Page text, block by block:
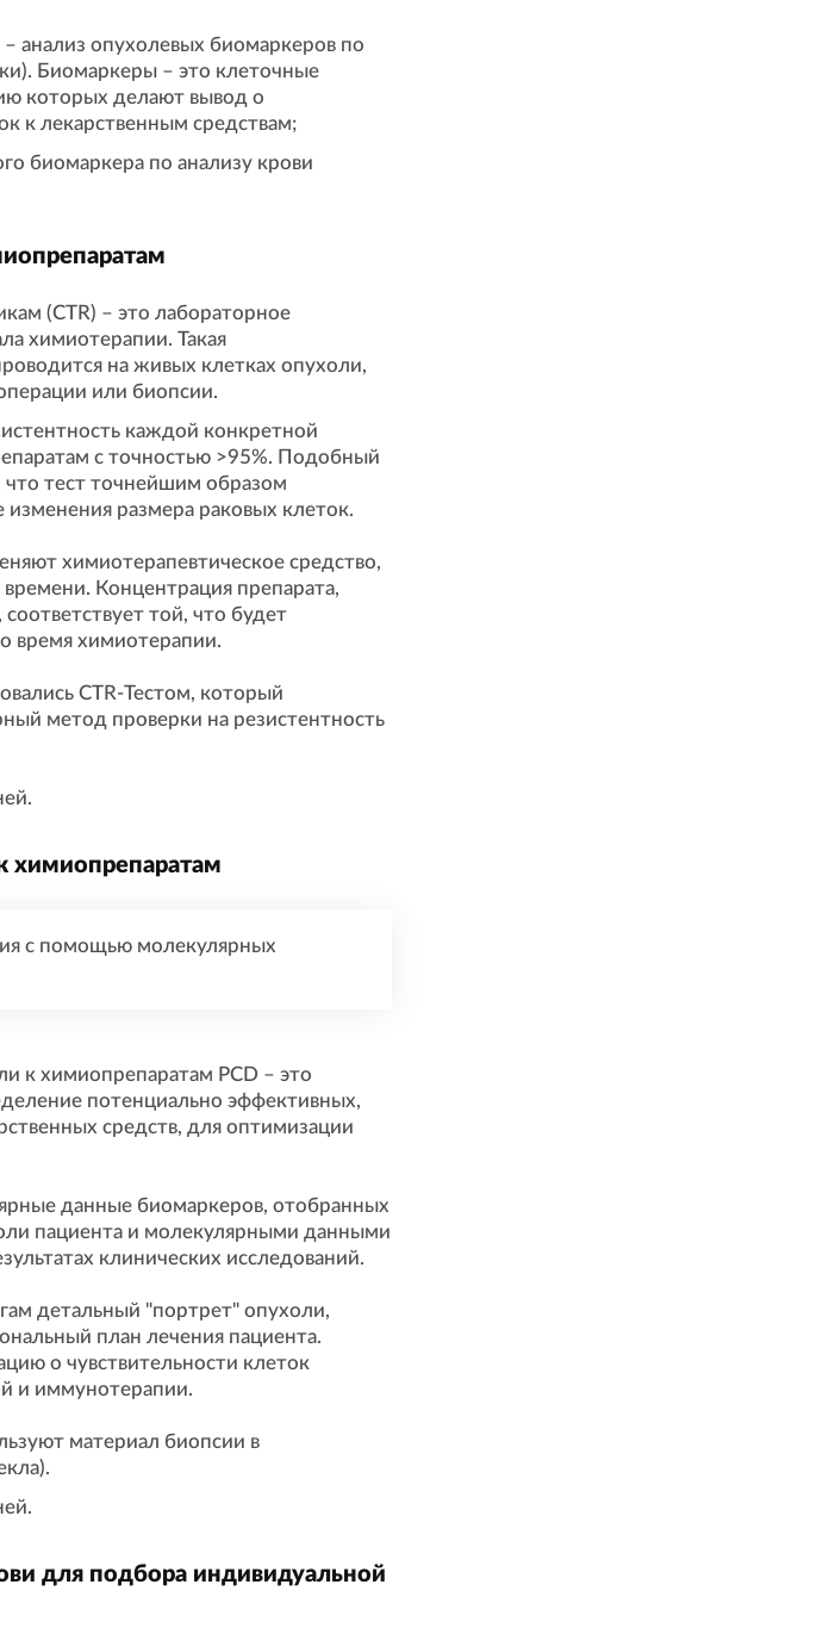
– анализ опухолевых биомаркеров по
Биомаркеры – это клеточные
которых делают вывод о
к лекарственным средствам;
биомаркера по анализу крови
(CTR) – это лабораторное
химиотерапии. Такая
на живых клетках опухоли,
или биопсии.
каждой конкретной
с точностью >95%. Подобный
что тест точнейшим образом
размера раковых клеток.
химиотерапевтическое средство,
Концентрация препарата,
той, что будет
время химиотерапии.
CTR-Тестом, который
метод проверки на резистентность
химиопрепаратам
с помощью молекулярных
к химиопрепаратам PCD – это
потенциально эффективных,
средств, для оптимизации
данные биомаркеров, отобранных
пациента и молекулярными данными
клинических исследований.
детальный "портрет" опухоли,
план лечения пациента.
о чувствительности клеток
и иммунотерапии.
материал биопсии в
для подбора индивидуальной